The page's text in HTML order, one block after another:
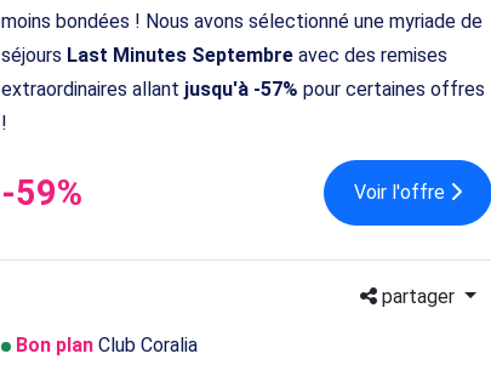
moins bondées ! Nous avons sélectionné une myriade de
séjours Last Minutes Septembreavec des remises
extraordinaires allant jusqu'à -57% pour certaines offres
!
-59% Voir l'offre
partager
Bon planClub Coralia